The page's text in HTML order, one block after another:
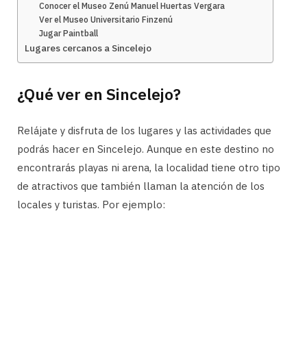
Conocer el Museo Zenú Manuel Huertas Vergara
Ver el Museo Universitario Finzenú
Jugar Paintball
Lugares cercanos a Sincelejo
¿Qué ver en Sincelejo?
Relájate y disfruta de los lugares y las actividades que
podrás hacer en Sincelejo. Aunque en este destino no
encontrarás playas ni arena, la localidad tiene otro tipo
de atractivos que también llaman la atención de los
locales y turistas. Por ejemplo: